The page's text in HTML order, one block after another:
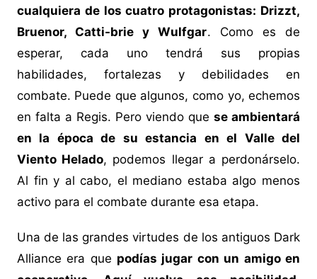
cualquiera de los cuatro protagonistas: Drizzt,
Bruenor, Catti-brie y Wulfgar. Como es de
esperar, cada uno tendrá sus propias
habilidades, fortalezas y debilidades en
combate. Puede que algunos, como yo, echemos
en falta a Regis. Pero viendo quese ambientará
en la época de su estancia en el Valle del
Viento Helado, podemos llegar a perdonárselo.
Al fin y al cabo, el mediano estaba algo menos
activo para el combate durante esa etapa.
Una de las grandes virtudes de los antiguos Dark
Alliance era que podías jugar con un amigo en